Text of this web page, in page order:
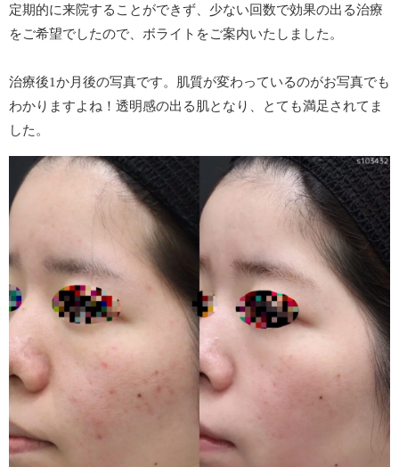
定期的に来院することができず、少ない回数で効果の出る治療
をご希望でしたので、ボライトをご案内いたしました。
治療後1か月後の写真です。肌質が変わっているのがお写真でも
わかりますよね！透明感の出る肌となり、とても満足されてま
した。